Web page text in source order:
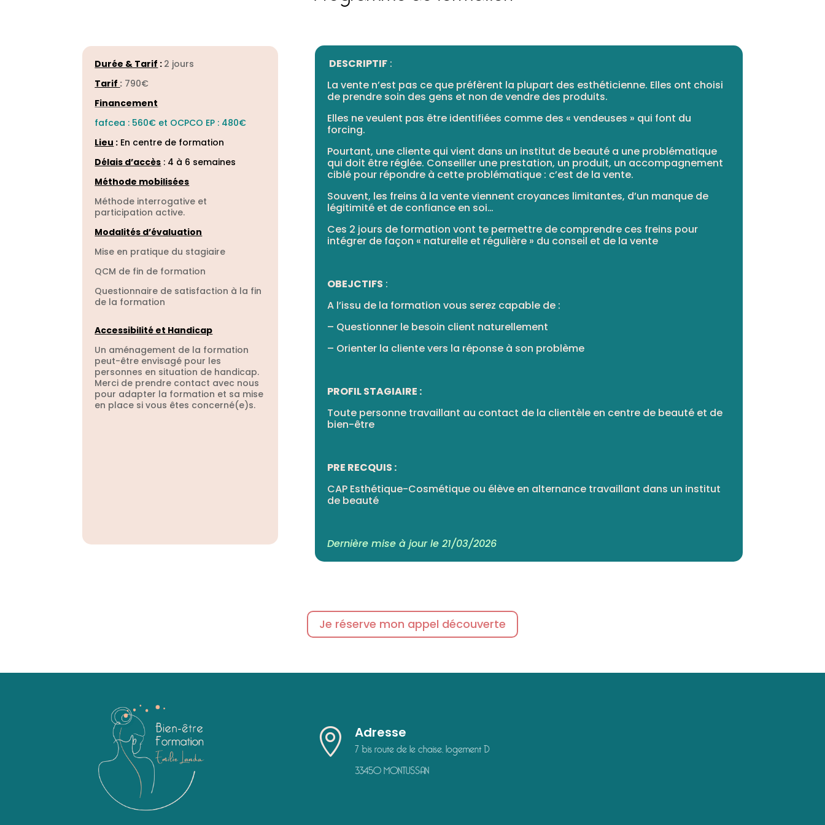
Durée & Tarif : 2 jours
Tarif : 790€
Financement
fafcea : 560€ et OCPCO EP : 480€
Lieu : En centre de formation
Délais d’accès : 4 à 6 semaines
Méthode mobilisées
Méthode interrogative et
participation active.
Modalités d’évaluation
Mise en pratique du stagiaire
QCM de fin de formation
Questionnaire de satisfaction à la fin
de la formation
Accessibilité et Handicap
Un aménagement de la formation
peut-être envisagé pour les
personnes en situation de handicap.
Merci de prendre contact avec nous
pour adapter la formation et sa mise
en place si vous êtes concerné(e)s.
DESCRIPTIF:
La vente n’est pas ce que préfèrent la plupart des esthéticienne. Elles ont choisi
de prendre soin des gens et non de vendre des produits.
Elles ne veulent pas être identifiées comme des « vendeuses » qui font du
forcing.
Pourtant, une cliente qui vient dans un institut de beauté a une problématique
qui doit être réglée. Conseiller une prestation, un produit, un accompagnement
ciblé pour répondre à cette problématique : c’est de la vente.
Souvent, les freins à la vente viennent croyances limitantes, d’un manque de
légitimité et de confiance en soi…
Ces 2 jours de formation vont te permettre de comprendre ces freins pour
intégrer de façon « naturelle et régulière » du conseil et de la vente
OBEJCTIFS :
A l’issu de la formation vous serez capable de :
– Questionner le besoin client naturellement
– Orienter la cliente vers la réponse à son problème
PROFIL STAGIAIRE :
Toute personne travaillant au contact de la clientèle en centre de beauté et de
bien-être
PRE RECQUIS :
CAP Esthétique-Cosmétique ou élève en alternance travaillant dans un institut
de beauté
Dernière mise à jour le 21/03/2026
Je réserve mon appel découverte
 Adresse
7 bis route de le chaise, logement D
33450 MONTUSSAN